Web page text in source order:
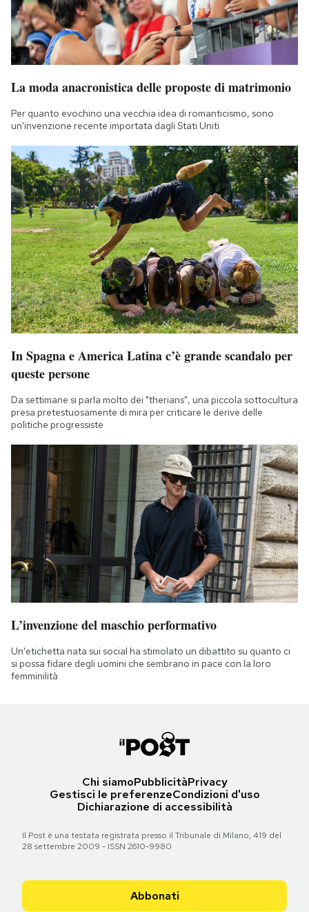
La moda anacronistica delle proposte di matrimonio
Per quanto evochino una vecchia idea di romanticismo, sono
un'invenzione recente importata dagli Stati Uniti
In Spagna e America Latina c’è grande scandalo per
queste persone
Da settimane si parla molto dei "therians", una piccola sottocultura
presa pretestuosamente di mira per criticare le derive delle
politiche progressiste
L’invenzione del maschio performativo
Un'etichetta nata sui social ha stimolato un dibattito su quanto ci
si possa fidare degli uomini che sembrano in pace con la loro
femminilità
Chi siamoPubblicitàPrivacy
Gestisci le preferenzeCondizioni d'uso
Dichiarazione di accessibilità
Il Post è una testata registrata presso il Tribunale di Milano, 419 del
28 settembre 2009 - ISSN 2610-9980
Abbonati